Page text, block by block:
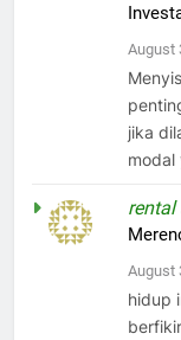
August
jika
rental
August
hidup